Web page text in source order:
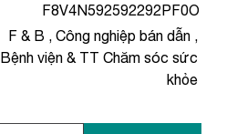
F8V4N592592292PF0O
F & B Công nghiệp bán dẫn
Bệnh viện & TT Chăm sóc sức
khỏe